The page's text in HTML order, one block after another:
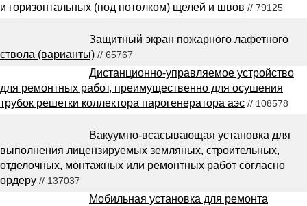
и горизонтальных (под потолком) щелей и швов // 79125
Защитный экран пожарного лафетного
ствола (варианты) // 65767
Дистанционно-управляемое устройство
для ремонтных работ, преимущественно для осушения
трубок решетки коллектора парогенератора аэс // 108578
Вакуумно-всасывающая установка для
выполнения лицензируемых земляных, строительных,
отделочных, монтажных или ремонтных работ согласно
ордеру // 137037
Мобильная установка для ремонта